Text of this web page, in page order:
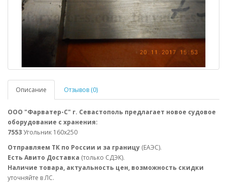
Описание Отзывов (0)
ООО "Фарватер-С" г. Севастополь предлагает новое судовое
оборудование с хранения:
7553Угольник 160х250
Отправляем ТК по России и за границу (ЕАЭС).
Есть Авито Доставка (только СДЭК).
Наличие товара, актуальность цен, возможность скидки
уточняйте в ЛС.